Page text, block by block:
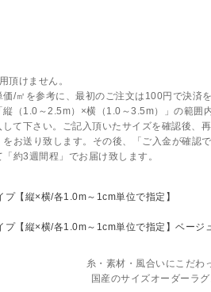
頂けません。
/㎡を参考に、最初のご注文は100円で決済
（1.0～2.5m）×横（1.0～3.5m）」の範囲
て下さい。ご記入頂いたサイズを確認後、
お送り致します。その後、「ご入金が確認
約3週間程」でお届け致します。
糸・素材・風合いにこだわ
国産のサイズオーダーラグ